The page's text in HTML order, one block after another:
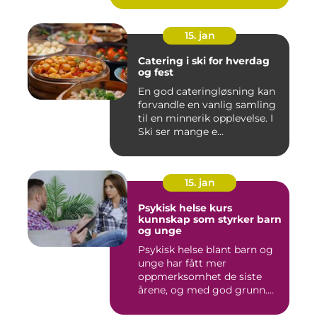
15. jan
Catering i ski for hverdag
og fest
En god cateringløsning kan
forvandle en vanlig samling
til en minnerik opplevelse. I
Ski ser mange e...
15. jan
Psykisk helse kurs
kunnskap som styrker barn
og unge
Psykisk helse blant barn og
unge har fått mer
oppmerksomhet de siste
årene, og med god grunn.